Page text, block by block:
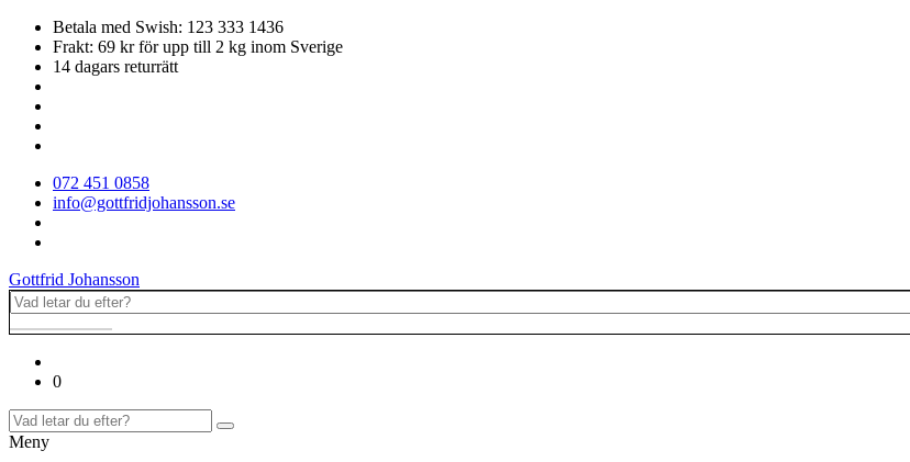
Betala med Swish: 123 333 1436
Frakt: 69 kr för upp till 2 kg inom Sverige
14 dagars returrätt
072 451 0858
info@gottfridjohansson.se
Gottfrid Johansson
0
Meny